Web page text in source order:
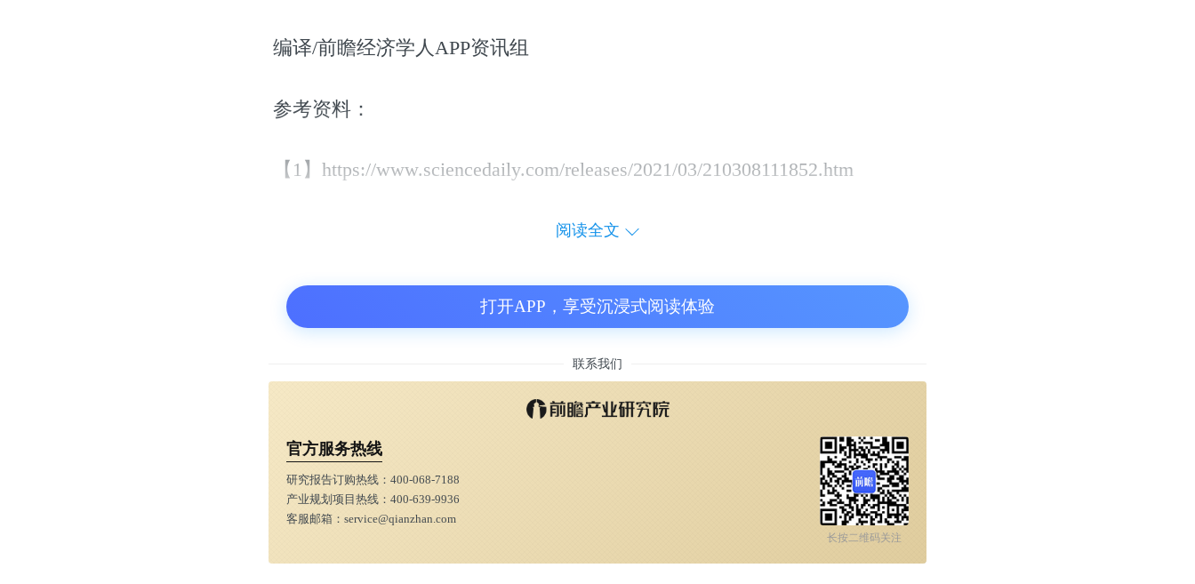
编译/前瞻经济学人APP资讯组
参考资料：
【1】https://www.sciencedaily.com/releases/2021/03/210308111852.htm
阅读全文
打开APP，享受沉浸式阅读体验
联系我们
官方服务热线
研究报告订购热线：400-068-7188
产业规划项目热线：400-639-9936
客服邮箱：service@qianzhan.com
长按二维码关注